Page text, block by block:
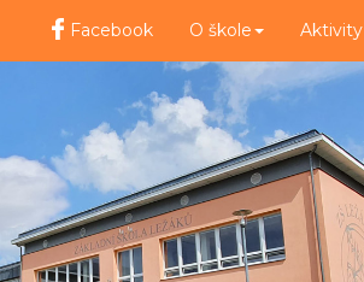
Facebook O škole Aktivity